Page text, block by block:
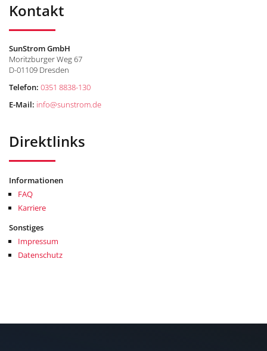
Kontakt
SunStrom GmbH
Moritzburger Weg 67
D-01109 Dresden
Telefon: 0351 8838-130
E-Mail: info@sunstrom.de
Direktlinks
Informationen
FAQ
Karriere
Sonstiges
Impressum
Datenschutz